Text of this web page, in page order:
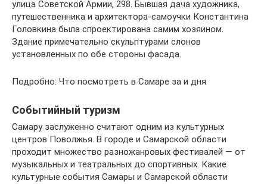
улица Советской Армии, 298. Бывшая дача художника,
путешественника и архитектора-самоучки Константина
Головкина была спроектирована самим хозяином.
Здание примечательно скульптурами слонов
установленных по обе стороны фасада.
Подробно: Что посмотреть в Самаре за и дня
Событийный туризм
Самару заслуженно считают одним из культурных
центров Поволжья. В городе и Самарской области
проходит множество разножанровых фестивалей — от
музыкальных и театральных до спортивных. Какие
культурные события Самары и Самарской области